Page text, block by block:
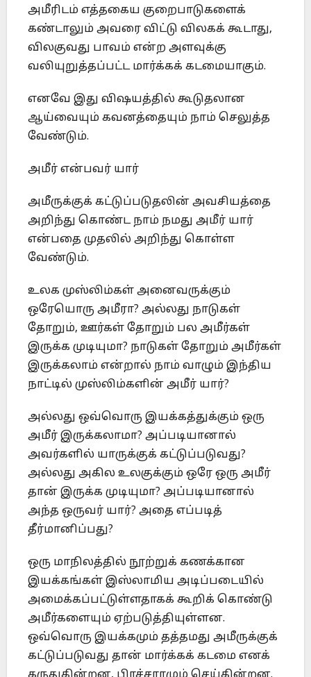
அமீரிடம் எத்தகைய குறைபாடுகளைக்
கண்டாலும் அவரை விட்டு விலகக் கூடாது,
விலகுவது பாவம் என்ற அளவுக்கு
வலியுறுத்தப்பட்ட மார்க்கக் கடமையாகும்.
எனவே இது விஷயத்தில் கூடுதலான
ஆய்வையும் கவனத்தையும் நாம் செலுத்த
வேண்டும்.
அமீர் என்பவர் யார்
அமீருக்குக் கட்டுப்படுதலின் அவசியத்தை
அறிந்து கொண்ட நாம் நமது அமீர் யார்
என்பதை முதலில் அறிந்து கொள்ள
வேண்டும்.
உலக முஸ்லிம்கள் அனைவருக்கும்
ஒரேயொரு அமீரா? அல்லது நாடுகள்
தோறும், ஊர்கள் தோறும் பல அமீர்கள்
இருக்க முடியுமா? நாடுகள் தோறும் அமீர்கள்
இருக்கலாம் என்றால் நாம் வாழும் இந்திய
நாட்டில் முஸ்லிம்களின் அமீர் யார்?
அல்லது ஒவ்வொரு இயக்கத்துக்கும் ஒரு
அமீர் இருக்கலாமா? அப்படியானால்
அவர்களில் யாருக்குக் கட்டுப்படுவது?
அல்லது அகில உலகுக்கும் ஒரே ஒரு அமீர்
தான் இருக்க முடியுமா? அப்படியானால்
அந்த ஒருவர் யார்? அதை எப்படித்
தீர்மானிப்பது?
ஒரு மாநிலத்தில் நூற்றுக் கணக்கான
இயக்கங்கள் இஸ்லாமிய அடிப்படையில்
அமைக்கப்பட்டுள்ளதாகக் கூறிக் கொண்டு
அமீர்களையும் ஏற்படுத்தியுள்ளன.
ஒவ்வொரு இயக்கமும் தத்தமது அமீருக்குக்
கட்டுப்படுவது தான் மார்க்கக் கடமை எனக்